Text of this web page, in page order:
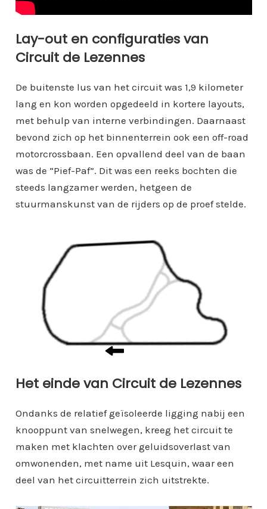
Lay-out en configuraties van
Circuit de Lezennes
De buitenste lus van het circuit was 1,9 kilometer
lang en kon worden opgedeeld in kortere layouts,
met behulp van interne verbindingen. Daarnaast
bevond zich op het binnenterrein ook een off-road
motorcrossbaan. Een opvallend deel van de baan
was de “Pief-Paf”. Dit was een reeks bochten die
steeds langzamer werden, hetgeen de
stuurmanskunst van de rijders op de proef stelde.
Het einde van Circuit de Lezennes
Ondanks de relatief geïsoleerde ligging nabij een
knooppunt van snelwegen, kreeg het circuit te
maken met klachten over geluidsoverlast van
omwonenden, met name uit Lesquin, waar een
deel van het circuitterrein zich uitstrekte.